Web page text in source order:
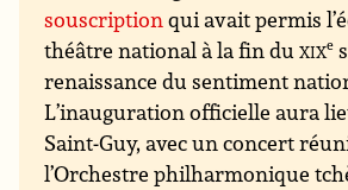
souscriptionqui avait permis
théâtre national à la fin duxixe
renaissance du sentiment
L’inauguration officielle aura
Saint-Guy, avec un concert
l’Orchestre philharmonique